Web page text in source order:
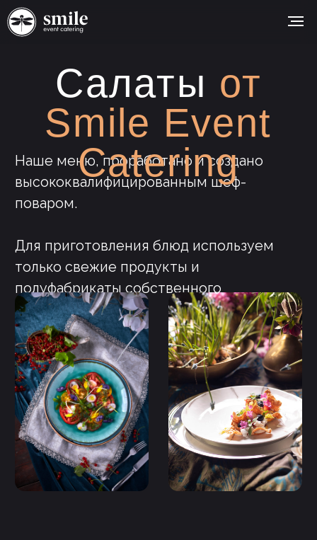
Наше меню, проработано и создано
высококвалифицированным шеф-
Для приготовления блюд используем
только свежие продукты и
полуфабрикаты собственного
Smile Event
Catering